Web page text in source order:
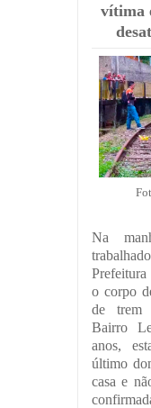
vítima
Na
Prefeitura
o corpo
de trem
Bairro
anos,
último
casa e